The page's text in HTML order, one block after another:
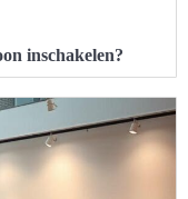
inschakelen?